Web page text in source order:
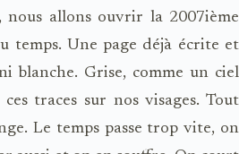
nous allons ouvrir la 2007ième
temps. Une page déjà écrite et
blanche. Grise, comme un ciel
traces sur nos visages. Tout
Le temps passe trop vite, on